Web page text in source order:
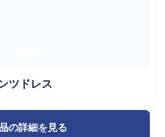
ツドレス
の詳細を見る